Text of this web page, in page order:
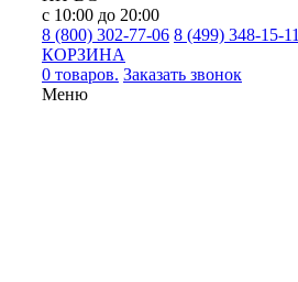
с 10:00 до 20:00
8 (800) 302-77-06 8 (499) 348-15-11
КОРЗИНА
0 товаров. Заказать звонок
Меню